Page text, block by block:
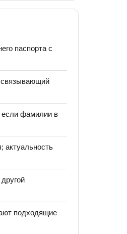
паспорта с
связывающий
если фамилии в
актуальность
подходящие